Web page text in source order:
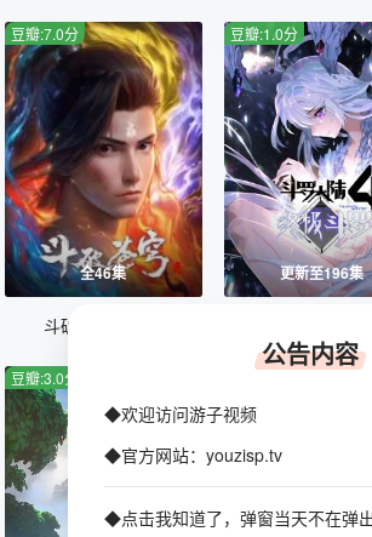
全46集
豆瓣:7.0分
斗破苍穹合辑篇
更新至196集
豆瓣:1.0分
豆瓣:3.0分
公告内容
◆欢迎访问游子视频
◆官方网站：youzisp.tv
◆点击我知道了，弹窗当天不在弹出